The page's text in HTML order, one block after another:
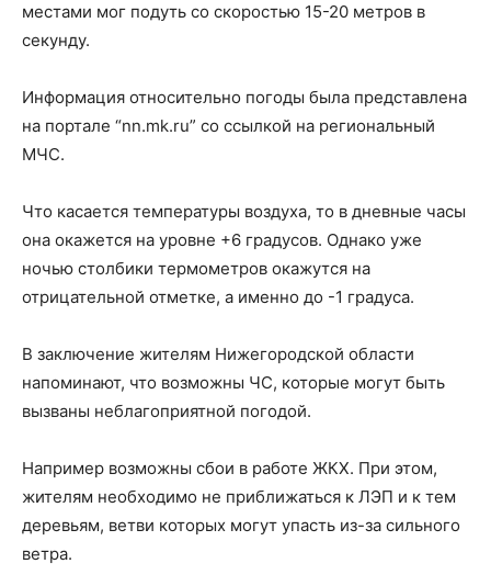
местами мог подуть со скоростью 15-20 метров в
секунду.
Информация относительно погоды была представлена
на портале “nn.mk.ru” со ссылкой на региональный
МЧС.
Что касается температуры воздуха, то в дневные часы
она окажется на уровне +6 градусов. Однако уже
ночью столбики термометров окажутся на
отрицательной отметке, а именно до -1 градуса.
В заключение жителям Нижегородской области
напоминают, что возможны ЧС, которые могут быть
вызваны неблагоприятной погодой.
Например возможны сбои в работе ЖКХ. При этом,
жителям необходимо не приближаться к ЛЭП и к тем
деревьям, ветви которых могут упасть из-за сильного
ветра.